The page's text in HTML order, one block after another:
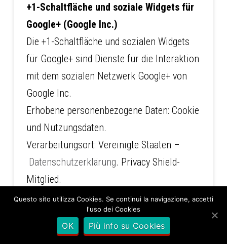
+1-Schaltfläche und soziale Widgets für
Google+ (Google Inc.)
Die +1-Schaltfläche und sozialen Widgets
für Google+ sind Dienste für die Interaktion
mit dem sozialen Netzwerk Google+ von
Google Inc.
Erhobene personenbezogene Daten: Cookie
und Nutzungsdaten.
Verarbeitungsort: Vereinigte Staaten –
Datenschutzerklärung. Privacy Shield-
Mitglied.
Questo sito utilizza Cookies. Se continui la navigazione, accetti
l'uso dei Cookies
OK Più info su Cookies